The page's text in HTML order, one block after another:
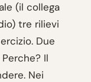
(il collega
tre rilievi
Due
Il
Nei